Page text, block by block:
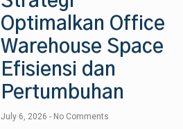
Optimalkan Office
Warehouse Space
Efisiensi dan
Pertumbuhan
July 6, 2026 No Comments